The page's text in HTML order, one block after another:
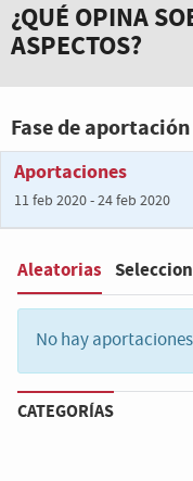
¿QUÉ OPINA
ASPECTOS?
Fase de aportación
Aportaciones
11 feb 2020 - 24 feb 2020
Filter:
Aleatorias
No hay aportaciones
CATEGORÍAS